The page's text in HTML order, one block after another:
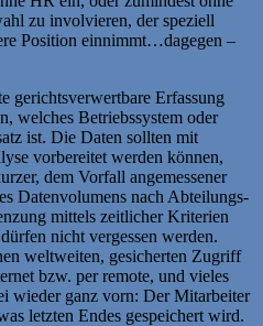
zu involvieren, der speziell
Position einnimmt…dagegen –
gerichtsverwertbare Erfassung
welches Betriebssystem oder
ist. Die Daten sollten mit
vorbereitet werden können,
dem Vorfall angemessener
Datenvolumens nach Abteilungs-
mittels zeitlicher Kriterien
nicht vergessen werden.
weltweiten, gesicherten Zugriff
bzw. per remote, und vieles
wieder ganz vorn: Der Mitarbeiter
letzten Endes gespeichert wird.